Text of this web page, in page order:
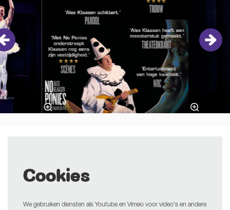
Cookies
We gebruiken diensten als Youtube en Vimeo voor video's en andere